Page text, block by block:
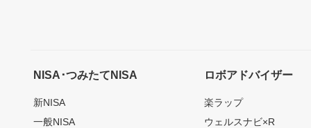
NISA･つみたてNISA
新NISA
一般NISA
ロボアドバイザー
楽ラップ
ウェルスナビ×R